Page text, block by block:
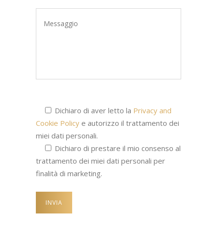
Dichiaro di aver letto la Privacy and
Cookie Policy e autorizzo il trattamento dei
miei dati personali.
Dichiaro di prestare il mio consenso al
trattamento dei miei dati personali per
finalità di marketing.